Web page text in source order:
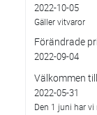
2022-10-05
Gäller vitvaror
Förändrade
2022-09-04
Välkommen
2022-05-31
Den 1 juni har